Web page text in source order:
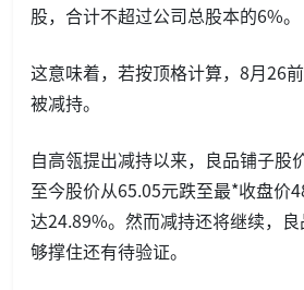
股，合计不超过公司总股本的6%。
这意味着，若按顶格计算，8月26
被减持。
自高瓴提出减持以来，良品铺子股
至今股价从65.05元跌至最*收盘价
达24.89%。然而减持还将继续，
够撑住还有待验证。